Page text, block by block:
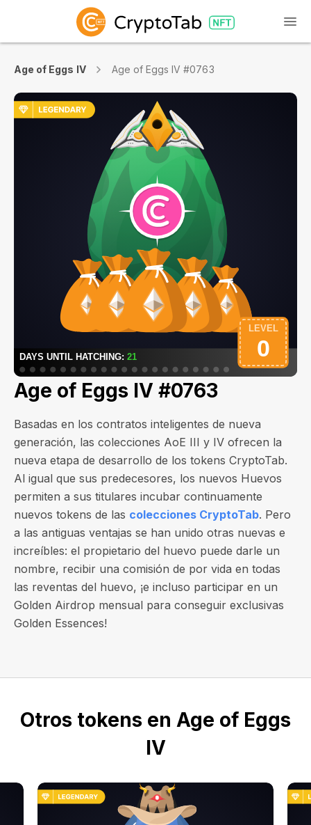
Age of Eggs IV Age of Eggs IV #0763
Age of Eggs IV #0763
Basadas en los contratos inteligentes de nueva
generación, las colecciones AoE III y IV ofrecen la
nueva etapa de desarrollo de los tokens CryptoTab.
Al igual que sus predecesores, los nuevos Huevos
permiten a sus titulares incubar continuamente
nuevos tokens de las colecciones CryptoTab. Pero
a las antiguas ventajas se han unido otras nuevas e
increíbles: el propietario del huevo puede darle un
nombre, recibir una comisión de por vida en todas
las reventas del huevo, ¡e incluso participar en un
Golden Airdrop mensual para conseguir exclusivas
Golden Essences!
Otros tokens en Age of Eggs
IV